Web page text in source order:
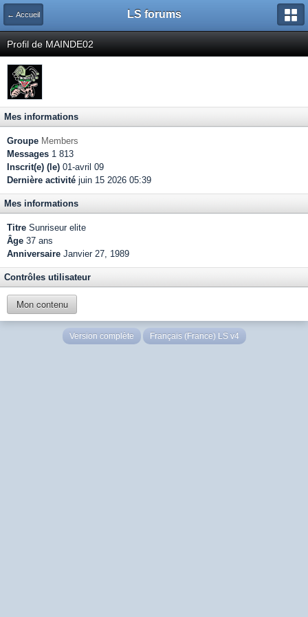
← Accueil LS forums
Profil de MAINDE02
Mes informations
Groupe Members
Messages 1 813
Inscrit(e) (le) 01-avril 09
Dernière activité juin 15 2026 05:39
Mes informations
Titre Sunriseur elite
Âge 37 ans
Anniversaire Janvier 27, 1989
Contrôles utilisateur
Mon contenu
Version complète Français (France) LS v4